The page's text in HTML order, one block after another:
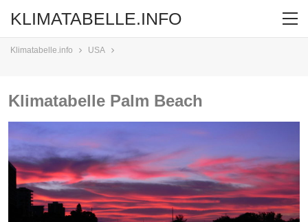
KLIMATABELLE.INFO
Klimatabelle.info USA
Klimatabelle Palm Beach